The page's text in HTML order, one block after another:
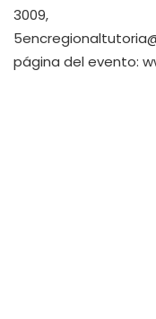
3009,
página del evento: